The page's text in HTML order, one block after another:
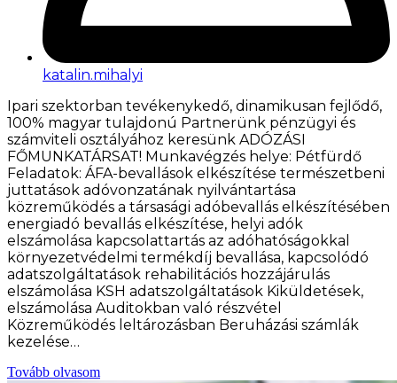
katalin.mihalyi
Ipari szektorban tevékenykedő, dinamikusan fejlődő,
100% magyar tulajdonú Partnerünk pénzügyi és
számviteli osztályához keresünk ADÓZÁSI
FŐMUNKATÁRSAT! Munkavégzés helye: Pétfürdő
Feladatok: ÁFA-bevallások elkészítése természetbeni
juttatások adóvonzatának nyilvántartása
közreműködés a társasági adóbevallás elkészítésében
energiadó bevallás elkészítése, helyi adók
elszámolása kapcsolattartás az adóhatóságokkal
környezetvédelmi termékdíj bevallása, kapcsolódó
adatszolgáltatások rehabilitációs hozzájárulás
elszámolása KSH adatszolgáltatások Kiküldetések,
elszámolása Auditokban való részvétel
Közreműködés leltározásban Beruházási számlák
kezelése…
Tovább olvasom